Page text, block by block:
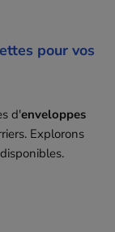
pour vos
d'enveloppes
Explorons